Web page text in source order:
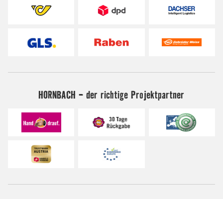
HORNBACH - der richtige Projektpartner